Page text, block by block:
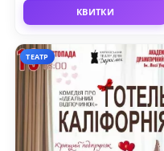
КВИТКИ
ТЕАТР